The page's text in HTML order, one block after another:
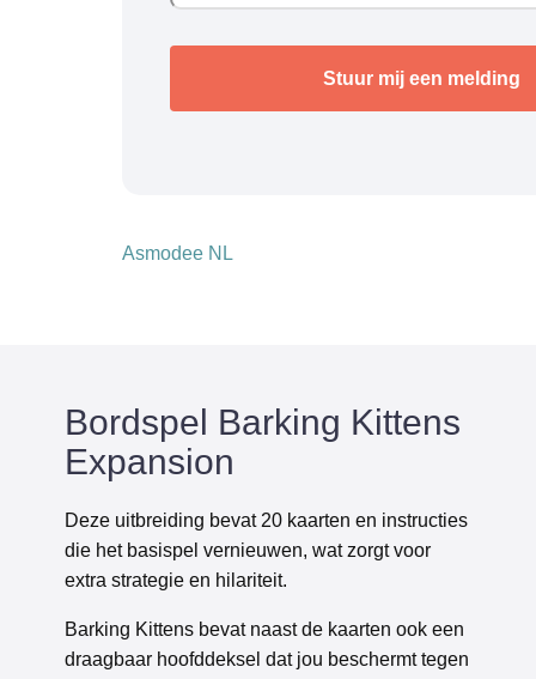
Asmodee NL
Bordspel Barking Kittens
Expansion
Deze uitbreiding bevat 20 kaarten en instructies
die het basispel vernieuwen, wat zorgt voor
extra strategie en hilariteit.
Barking Kittens bevat naast de kaarten ook een
draagbaar hoofddeksel dat jou beschermt tegen